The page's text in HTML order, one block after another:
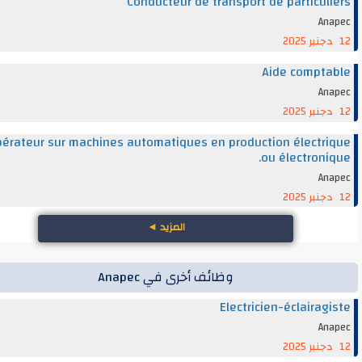
Aide
Opérateur sur machines automatiques en production
ou
◄
وظائف أخرى في Anapec
Electricien-